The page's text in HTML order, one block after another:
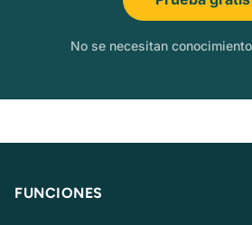
No se necesitan
FUNCIONES